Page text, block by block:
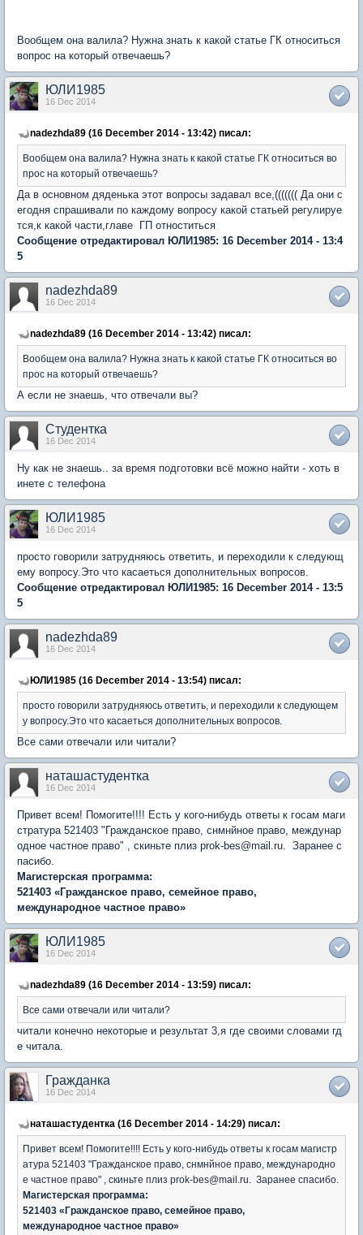
Вообщем она валила? Нужна знать к какой статье ГК относиться
вопрос на который отвечаешь?
ЮЛИ1985
16 Dec 2014
nadezhda89 (16 December 2014 - 13:42) писал:
Вообщем она валила? Нужна знать к какой статье ГК относиться во
прос на который отвечаешь?
Да в основном дяденька этот вопросы задавал все,((((((( Да они с
егодня спрашивали по каждому вопросу какой статьей регулируе
тся,к какой части,главе ГП отноститься
Сообщение отредактировал ЮЛИ1985: 16 December 2014 - 13:4
5
nadezhda89
16 Dec 2014
nadezhda89 (16 December 2014 - 13:42) писал:
Вообщем она валила? Нужна знать к какой статье ГК относиться во
прос на который отвечаешь?
А если не знаешь, что отвечали вы?
Студентка
16 Dec 2014
Ну как не знаешь.. за время подготовки всё можно найти - хоть в
инете с телефона
ЮЛИ1985
16 Dec 2014
просто говорили затрудняюсь ответить, и переходили к следующ
ему вопросу.Это что касаеться дополнительных вопросов.
Сообщение отредактировал ЮЛИ1985: 16 December 2014 - 13:5
5
nadezhda89
16 Dec 2014
ЮЛИ1985 (16 December 2014 - 13:54) писал:
просто говорили затрудняюсь ответить, и переходили к следующем
у вопросу.Это что касаеться дополнительных вопросов.
Все сами отвечали или читали?
наташастудентка
16 Dec 2014
Привет всем! Помогите!!!! Есть у кого-нибудь ответы к госам маги
стратура 521403 "Гражданское право, снмнйное право, междунар
одное частное право" , скиньте плиз prok-bes@mail.ru. Заранее с
пасибо.
Магистерская программа:
521403 «Гражданское право, семейное право,
международное частное право»
ЮЛИ1985
16 Dec 2014
nadezhda89 (16 December 2014 - 13:59) писал:
Все сами отвечали или читали?
читали конечно некоторые и результат 3,я где своими словами гд
е читала.
Гражданка
16 Dec 2014
наташастудентка (16 December 2014 - 14:29) писал:
Привет всем! Помогите!!!! Есть у кого-нибудь ответы к госам магистр
атура 521403 "Гражданское право, снмнйное право, международно
е частное право" , скиньте плиз prok-bes@mail.ru. Заранее спасибо.
Магистерская программа:
521403 «Гражданское право, семейное право,
международное частное право»